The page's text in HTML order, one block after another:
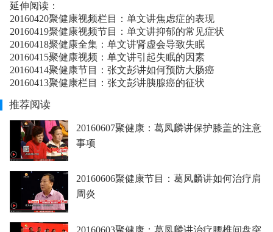
延伸阅读：
20160420聚健康视频栏目：单文讲焦虑症的表现
20160419聚健康视频节目：单文讲抑郁的常见症状
20160418聚健康全集：单文讲肾虚会导致失眠
20160415聚健康视频：单文讲引起失眠的因素
20160414聚健康节目：张文彭讲如何预防大肠癌
20160413聚健康栏目：张文彭讲胰腺癌的征状
推荐阅读
20160607聚健康：葛凤麟讲保护膝盖的注意
事项
20160606聚健康节目：葛凤麟讲如何治疗肩
周炎
20160603聚健康：葛凤麟讲治疗腰椎间盘突